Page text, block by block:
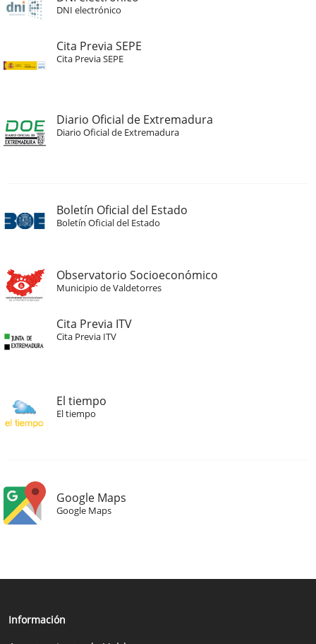
DNI electrónico
Cita Previa SEPE
Cita Previa SEPE
Diario Oficial de Extremadura
Diario Oficial de Extremadura
Boletín Oficial del Estado
Boletín Oficial del Estado
Observatorio Socioeconómico
Municipio de Valdetorres
Cita Previa ITV
Cita Previa ITV
El tiempo
El tiempo
Google Maps
Google Maps
Información